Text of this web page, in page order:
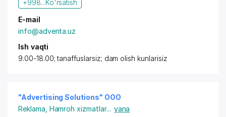
+998...Ko'rsatish
E-mail
info@adventa.uz
Ish vaqti
9.00-18.00; tanaffuslarsiz; dam olish kunlarisiz
"Advertising Solutions" OOO
Reklama Hamroh xizmatlar... yana